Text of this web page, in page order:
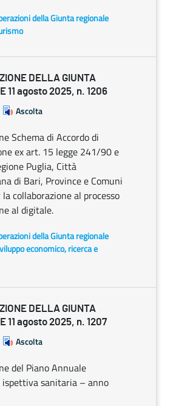
della Giunta regionale
DELLA GIUNTA
11 agosto 2025, n. 1206
Ascolta
Schema di Accordo di
ex art. 15 legge 241/90 e
Puglia, Città
di Bari, Province e Comuni
collaborazione al processo
al digitale.
della Giunta regionale
economico, ricerca e
DELLA GIUNTA
11 agosto 2025, n. 1207
Ascolta
del Piano Annuale
sanitaria – anno